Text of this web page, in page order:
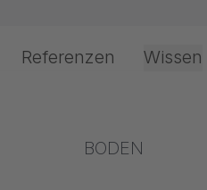
Event &
Referenzen Wissen
Verarbeitung &
BODEN